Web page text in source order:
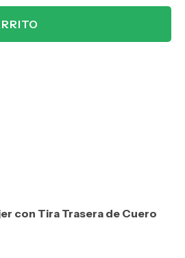
con Tira Trasera de Cuero